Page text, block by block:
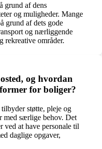
grund af dens
og muligheder. Mange
grund af dets gode
og nærliggende
rekreative områder.
og hvordan
for boliger?
støtte, pleje og
med særlige behov. Det
ved at have personale til
daglige opgaver,